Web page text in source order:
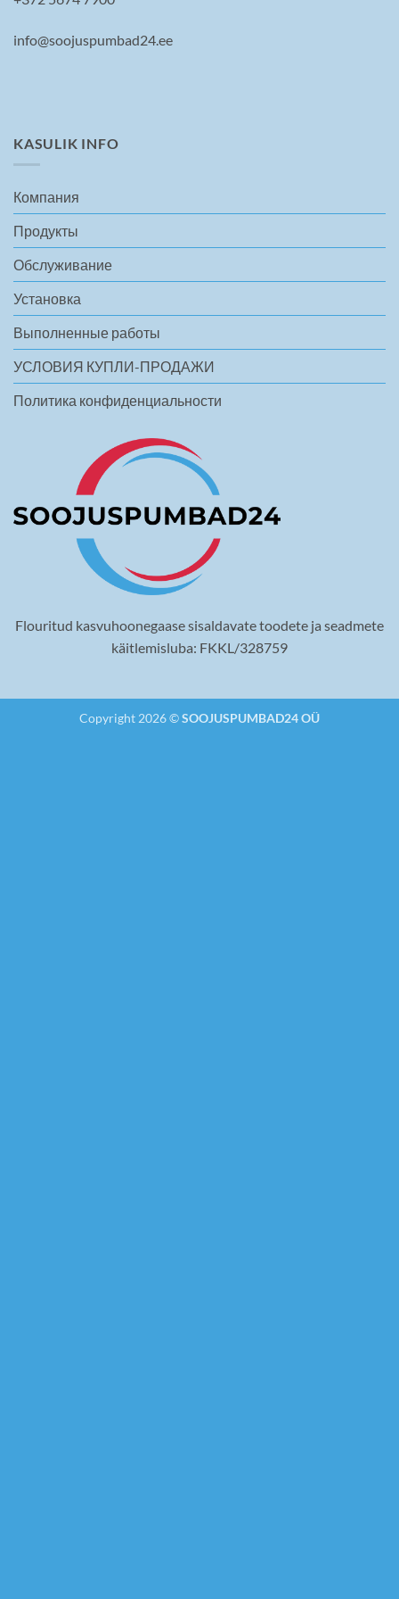
info@soojuspumbad24.ee
KASULIK INFO
Компания
Продукты
Обслуживание
Установка
Выполненные работы
УСЛОВИЯ КУПЛИ-ПРОДАЖИ
Политика конфиденциальности
Flouritud kasvuhoonegaase sisaldavate toodete ja seadmete
käitlemisluba: FKKL/328759
Copyright 2026 ©SOOJUSPUMBAD24 OÜ